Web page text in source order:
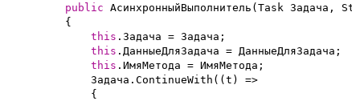
public АсинхронныйВыполнитель(Task Задача,
        {
this .Задача = Задача;
this .ДанныеДляЗадача = ДанныеДляЗадача;
this .ИмяМетода = ИмяМетода;
            Задача.ContinueWith((t) =>
            {